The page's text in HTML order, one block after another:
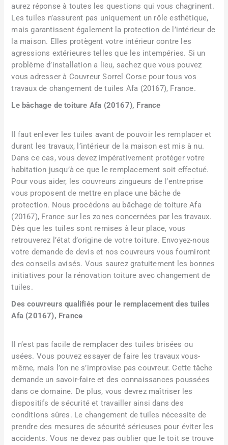
aurez réponse à toutes les questions qui vous chagrinent.
Les tuiles n’assurent pas uniquement un rôle esthétique,
mais garantissent également la protection de l’intérieur de
la maison. Elles protègent votre intérieur contre les
agressions extérieures telles que les intempéries. Si un
problème d’installation a lieu, sachez que vous pouvez
vous adresser à Couvreur Sorrel Corse pour tous vos
travaux de changement de tuiles Afa (20167), France.
Le bâchage de toiture Afa (20167), France
Il faut enlever les tuiles avant de pouvoir les remplacer et
durant les travaux, l’intérieur de la maison est mis à nu.
Dans ce cas, vous devez impérativement protéger votre
habitation jusqu’à ce que le remplacement soit effectué.
Pour vous aider, les couvreurs zingueurs de l’entreprise
vous proposent de mettre en place une bâche de
protection. Nous procédons au bâchage de toiture Afa
(20167), France sur les zones concernées par les travaux.
Dès que les tuiles sont remises à leur place, vous
retrouverez l’état d’origine de votre toiture. Envoyez-nous
votre demande de devis et nos couvreurs vous fourniront
des conseils avisés. Vous saurez gratuitement les bonnes
initiatives pour la rénovation toiture avec changement de
tuiles.
Des couvreurs qualifiés pour le remplacement des tuiles
Afa (20167), France
Il n’est pas facile de remplacer des tuiles brisées ou
usées. Vous pouvez essayer de faire les travaux vous-
même, mais l’on ne s’improvise pas couvreur. Cette tâche
demande un savoir-faire et des connaissances poussées
dans ce domaine. De plus, vous devrez maîtriser les
dispositifs de sécurité et travailler ainsi dans des
conditions sûres. Le changement de tuiles nécessite de
prendre des mesures de sécurité sérieuses pour éviter les
accidents. Vous ne devez pas oublier que le toit se trouve